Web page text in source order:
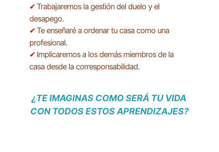
✔ Trabajaremos la gestión del duelo y el
desapego.
✔ Te enseñaré a ordenar tu casa como una
profesional.
✔ Implicaremos a los demás miembros de la
casa desde la corresponsabilidad.
¿TE IMAGINAS COMO SERÁ TU VIDA
CON TODOS ESTOS APRENDIZAJES?